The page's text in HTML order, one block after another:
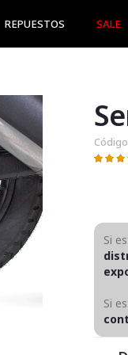
REPUESTOS SALE
Si
Si